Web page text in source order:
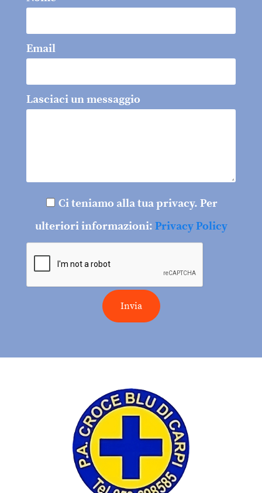
Email
Lasciaci un messaggio
Ci teniamo alla tua privacy. Per
ulteriori informazioni: Privacy Policy
Invia